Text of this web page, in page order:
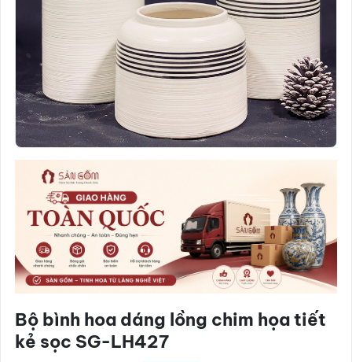
Bộ bình hoa dáng lồng chim họa tiết
kẻ sọc SG-LH427